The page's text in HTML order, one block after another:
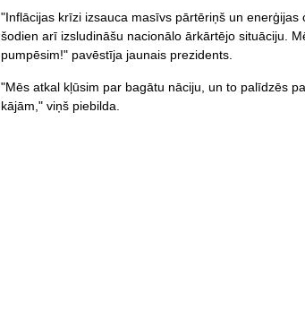
"Inflācijas krīzi izsauca masīvs pārtēriņš un enerģijas
šodien arī izsludināšu nacionālo ārkārtējo situāciju.
pumpēsim!" pavēstīja jaunais prezidents.
"Mēs atkal kļūsim par bagātu nāciju, un to palīdzēs
kājām," viņš piebilda.